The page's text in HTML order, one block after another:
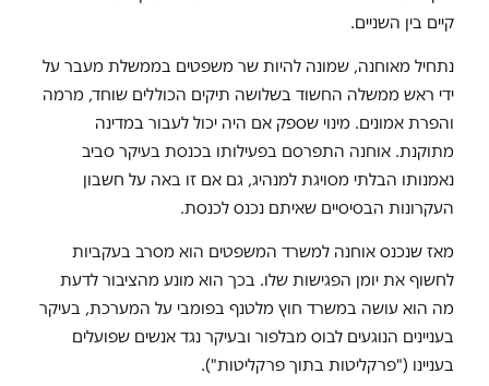
קיים בין השניים.
נתחיל מאוחנה, שמונה להיות שר משפטים בממשלת מעבר על
ידי ראש ממשלה החשוד בשלושה תיקים הכוללים שוחד, מרמה
והפרת אמונים. מינוי שספק אם היה יכול לעבור במדינה
מתוקנת. אוחנה התפרסם בפעילותו בכנסת בעיקר סביב
נאמנותו הבלתי מסויגת למנהיג, גם אם זו באה על חשבון
העקרונות הבסיסיים שאיתם נכנס לכנסת.
מאז שנכנס אוחנה למשרד המשפטים הוא מסרב בעקביות
לחשוף את יומן הפגישות שלו. בכך הוא מונע מהציבור לדעת
מה הוא עושה במשרד חוץ מלטנף בפומבי על המערכת, בעיקר
בעניינים הנוגעים לבוס מבלפור ובעיקר נגד אנשים שפועלים
בעניינו ("פרקליטות בתוך פרקליטות").